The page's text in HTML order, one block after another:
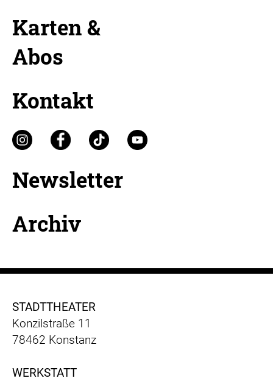
Karten &
Abos
Kontakt
Newsletter
Archiv
STADTTHEATER
Konzilstraße 11
78462 Konstanz
WERKSTATT